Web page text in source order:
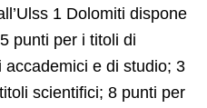
1 Dolomiti dispone
punti per i titoli di
e di studio; 3
scientifici; 8 punti per